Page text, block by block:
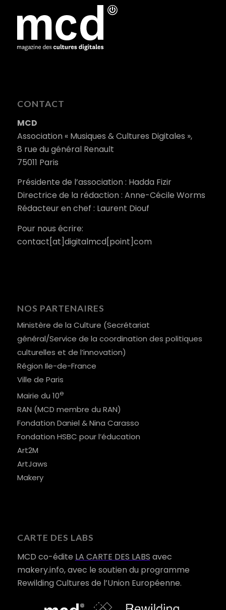
CONTACT
MCD
Association « Musiques & Cultures Digitales »,
8 rue du général Renault
75011 Paris
Présidente de l’association : Hadda Fizir
Directrice de la rédaction : Anne-Cécile Worms
Rédacteur en chef : Laurent Diouf
Pour nous écrire:
contact[at]digitalmcd[point]com
NOS PARTENAIRES
Ministère de la Culture (Secrétariat
général/Service de la coordination des politiques
culturelles et de l’innovation)
Région Ile-de-France
Ville de Paris
Mairie du 10e
RAN (MCD membre du RAN)
Fondation Daniel & Nina Carasso
Fondation HSBC pour l’éducation
Art2M
ArtJaws
Makery
CARTE DES LABS
MCD co-édite LA CARTE DES LABS avec
makery.info, avec le soutien du programme
Rewilding Cultures de l’Union Européenne.